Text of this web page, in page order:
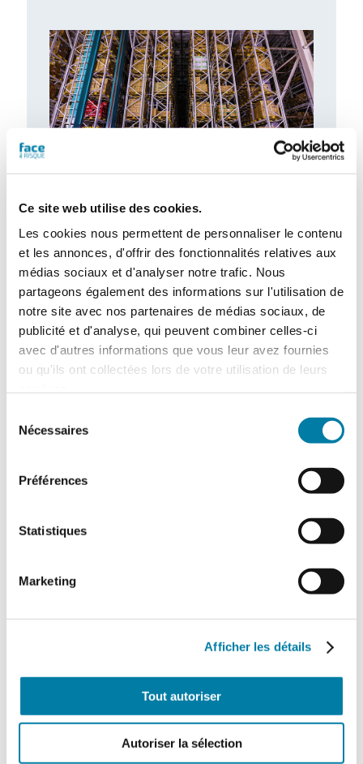
Ce site web utilise des cookies.
Les cookies nous permettent de personnaliser le contenu
et les annonces, d'offrir des fonctionnalités relatives aux
médias sociaux et d'analyser notre trafic. Nous
partageons également des informations sur l'utilisation de
notre site avec nos partenaires de médias sociaux, de
publicité et d'analyse, qui peuvent combiner celles-ci
avec d'autres informations que vous leur avez fournies
ou qu'ils ont collectées lors de votre utilisation de leurs
Nécessaires
Préférences
Statistiques
Marketing
Afficher les détails
Tout autoriser
Autoriser la sélection
L’extinction automatique par sprinkleur à
l’épreuve des nouveaux risques
Dans un contexte marqué par l’émergence
de nouveaux risques et l’évolution rapide
des modes de stockage et d’exploitation,
le…
Accidentologie industrielle : les
Le Barpi a publié son inventaire des
classées…